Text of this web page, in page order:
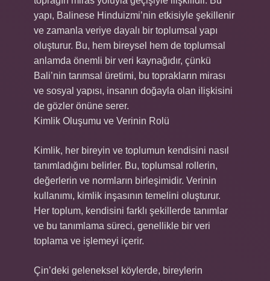
yapı, Balinese Hinduizmi’nin etkisiyle şekillenir
ve zamanla veriye dayalı bir toplumsal yapı
oluşturur. Bu, hem bireysel hem de toplumsal
anlamda önemli bir veri kaynağıdır, çünkü
Bali’nin tarımsal üretimi, bu toprakların mirası
ve sosyal yapısı, insanın doğayla olan ilişkisini
de gözler önüne serer.
Kimlik Oluşumu ve Verinin Rolü
Kimlik, her bireyin ve toplumun kendisini nasıl
tanımladığını belirler. Bu, toplumsal rollerin,
değerlerin ve normların birleşimidir. Verinin
kullanımı, kimlik inşasının temelini oluşturur.
Her toplum, kendisini farklı şekillerde tanımlar
ve bu tanımlama süreci, genellikle bir veri
toplama ve işlemeyi içerir.
Çin’deki geleneksel köylerde, bireylerin